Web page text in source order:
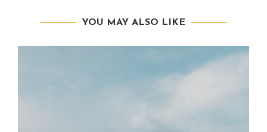
YOU MAY ALSO LIKE